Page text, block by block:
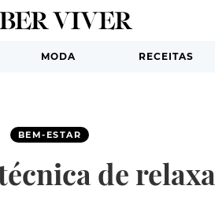
MODA RECEITAS
BEM-ESTAR
de